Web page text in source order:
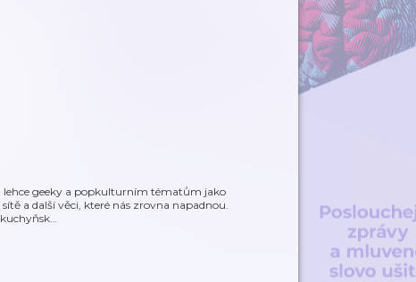
lehce geeky a popkulturním tématům jako
a další věci, které nás zrovna napadnou.
…